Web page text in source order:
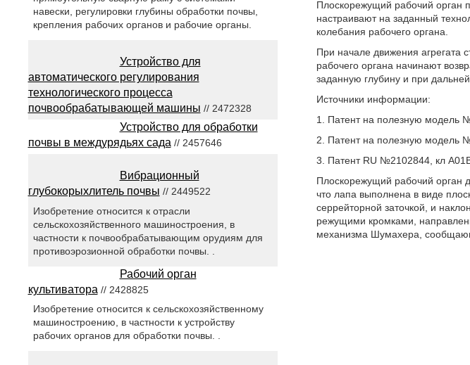
Плоскорежущий рабочий орган
настраивают на заданный
колебания рабочего органа.
При начале движения агрегата
рабочего органа начинают
заданную глубину и при
Источники информации:
1. Патент на полезную модель
2. Патент на полезную модель
3. Патент RU №2102844, кл
Плоскорежущий рабочий орган
что лапа выполнена в виде
серрейторной заточкой, и
режущими кромками,
механизма Шумахера,
навески, регулировки глубины обработки почвы,
крепления рабочих органов и рабочие органы.
Устройство для
автоматического регулирования
технологического процесса
почвообрабатывающей машины // 2472328
Устройство для обработки
почвы в междурядьях сада// 2457646
Вибрационный
глубокорыхлитель почвы // 2449522
Изобретение относится к отрасли
сельскохозяйственного машиностроения, в
частности к почвообрабатывающим орудиям для
противоэрозионной обработки почвы. .
Рабочий орган
культиватора // 2428825
Изобретение относится к сельскохозяйственному
машиностроению, в частности к устройству
рабочих органов для обработки почвы. .